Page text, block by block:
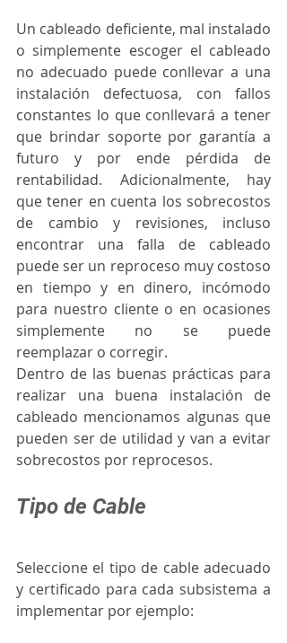
Un cableado deficiente, mal instalado
o simplemente escoger el cableado
no adecuado puede conllevar a una
instalación defectuosa, con fallos
constantes lo que conllevará a tener
que brindar soporte por garantía a
futuro y por ende pérdida de
rentabilidad. Adicionalmente, hay
que tener en cuenta los sobrecostos
de cambio y revisiones, incluso
encontrar una falla de cableado
puede ser un reproceso muy costoso
en tiempo y en dinero, incómodo
para nuestro cliente o en ocasiones
simplemente no se puede
reemplazar o corregir.
Dentro de las buenas prácticas para
realizar una buena instalación de
cableado mencionamos algunas que
pueden ser de utilidad y van a evitar
sobrecostos por reprocesos.
Tipo de Cable
Seleccione el tipo de cable adecuado
y certificado para cada subsistema a
implementar por ejemplo: